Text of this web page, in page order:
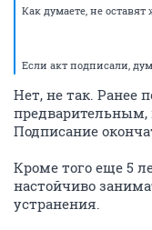
Как думаете, не
Если акт подписали,
Нет, не так. Ранее
Подписание
Кроме того еще 5
настойчиво
устранения.